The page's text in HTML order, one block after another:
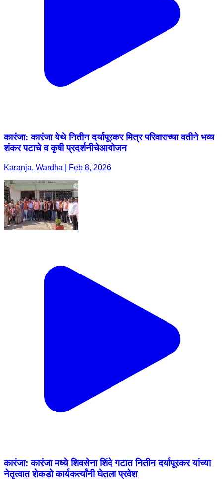
कारंजा: कारंजा येथे नितीन दर्यापूरकर मित्र परिवाराच्या वतीने भव्य
शंकर पटाचे व कृषी प्रदर्शनीचेआयोजन
Karanja, Wardha | Feb 8, 2026
कारंजा: कारंजा मध्ये शिवसेना शिंदे गटात नितीन दर्यापूरकर यांच्या
नेतृत्वात शेकडो कार्यकर्त्यांनी घेतला प्रवेश